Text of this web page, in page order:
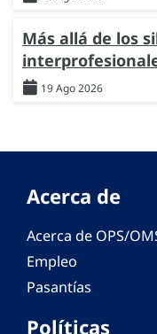
Más allá de los
19 Ago 2026
Acerca de
Acerca de OPS/
Empleo
Pasantías
Políticas